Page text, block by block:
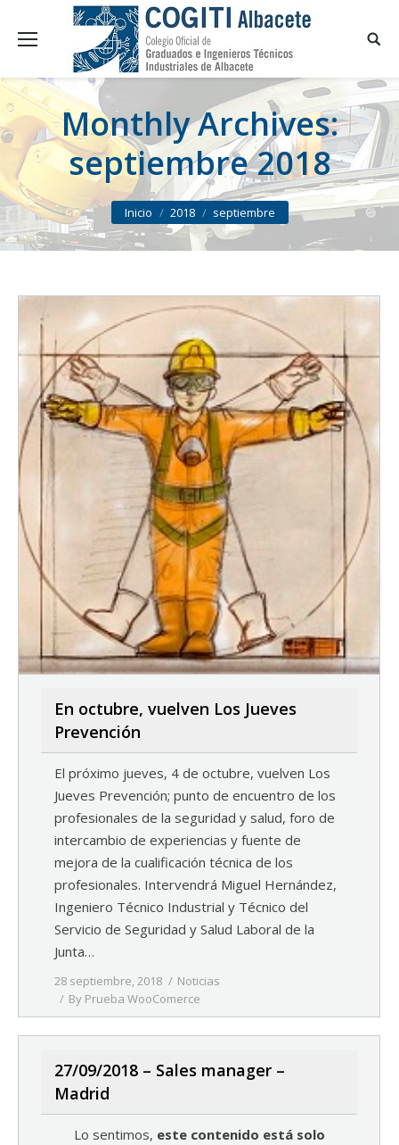
Monthly Archives:
septiembre 2018
You are here:
Inicio 2018 septiembre
En octubre, vuelven Los Jueves
Prevención
El próximo jueves, 4 de octubre, vuelven Los
Jueves Prevención; punto de encuentro de los
profesionales de la seguridad y salud, foro de
intercambio de experiencias y fuente de
mejora de la cualificación técnica de los
profesionales. Intervendrá Miguel Hernández,
Ingeniero Técnico Industrial y Técnico del
Servicio de Seguridad y Salud Laboral de la
Junta…
28 septiembre, 2018
Noticias
By Prueba WooComerce
27/09/2018 – Sales manager –
Madrid
Lo sentimos, este contenido está solo